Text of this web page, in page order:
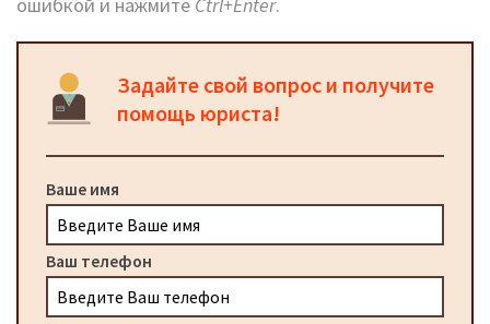
Задайте свой вопрос и получите
помощь юриста!
Ваше имя
Ваш телефон